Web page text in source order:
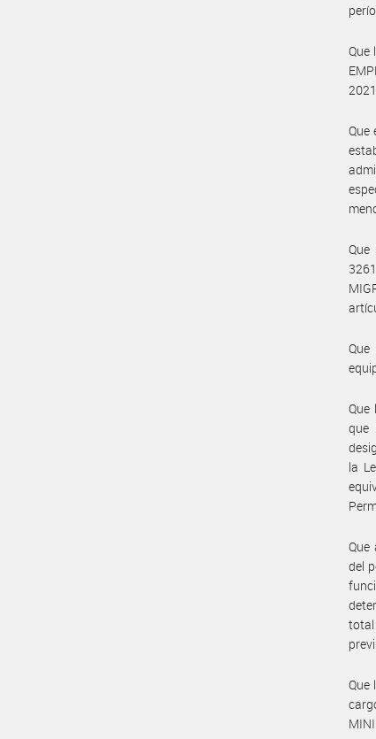
Que
Que
Que
Que
que
la
Que
del
Que